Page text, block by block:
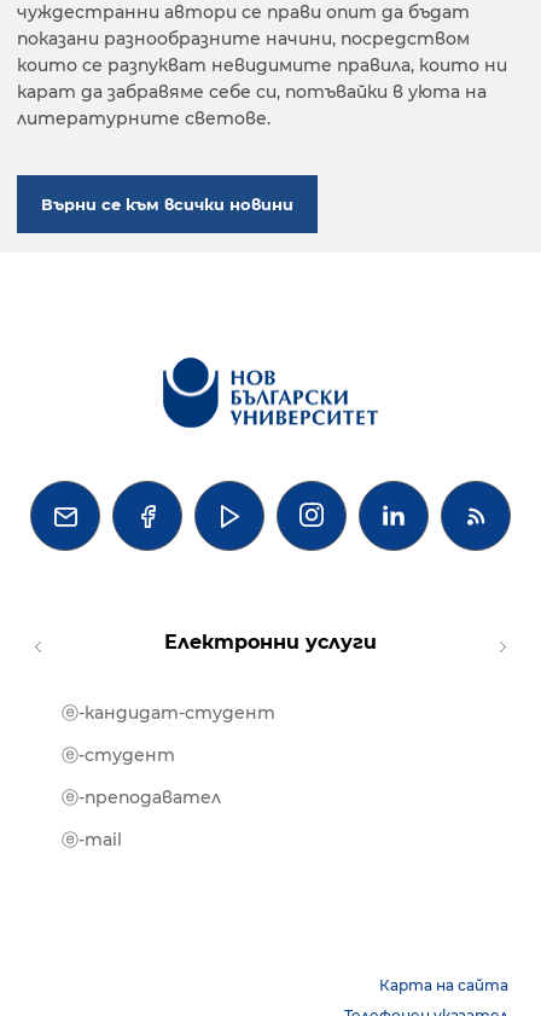
чуждестранни автори се прави опит да бъдат
показани разнообразните начини, посредством
които се разпукват невидимите правила, които ни
карат да забравяме себе си, потъвайки в уюта на
литературните светове.
Върни се към всички новини
   
Електронни услуги
ⓔ-кандидат-студент
ⓔ-студент
ⓔ-преподавател
ⓔ-mail
Карта на сайта